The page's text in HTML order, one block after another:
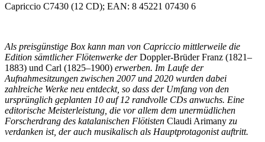
Capriccio C7430 (12 CD); EAN: 8 45221 07430 6
Als preisgünstige Box kann man von Capriccio mittlerweile die
Edition sämtlicher Flötenwerke derDoppler-Brüder Franz (1821–
1883) und Carl (1825–1900) erwerben. Im Laufe der
Aufnahmesitzungen zwischen 2007 und 2020 wurden dabei
zahlreiche Werke neu entdeckt, so dass der Umfang von den
ursprünglich geplanten 10 auf 12 randvolle CDs anwuchs. Eine
editorische Meisterleistung, die vor allem dem unermüdlichen
Forscherdrang des katalanischen Flötisten Claudi Arimany zu
verdanken ist, der auch musikalisch als Hauptprotagonist auftritt.